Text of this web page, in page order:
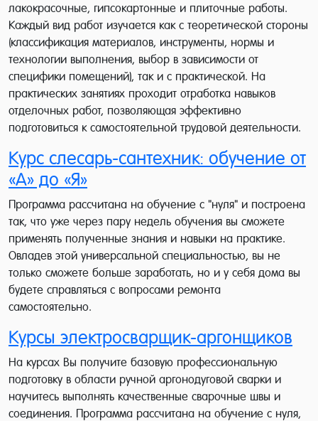
лакокрасочные, гипсокартонные и плиточные работы.
Каждый вид работ изучается как с теоретической стороны
(классификация материалов, инструменты, нормы и
технологии выполнения, выбор в зависимости от
специфики помещений), так и с практической. На
практических занятиях проходит отработка навыков
отделочных работ, позволяющая эффективно
подготовиться к самостоятельной трудовой деятельности.
Курс слесарь-сантехник: обучение от
«А» до «Я»
Программа рассчитана на обучение с "нуля" и построена
так, что уже через пару недель обучения вы сможете
применять полученные знания и навыки на практике.
Овладев этой универсальной специальностью, вы не
только сможете больше заработать, но и у себя дома вы
будете справляться с вопросами ремонта
самостоятельно.
Курсы электросварщик-аргонщиков
На курсах Вы получите базовую профессиональную
подготовку в области ручной аргонодуговой сварки и
научитесь выполнять качественные сварочные швы и
соединения. Программа рассчитана на обучение с нуля,